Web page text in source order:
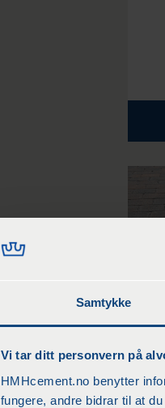
Samtykke
Vi tar ditt personvern på
HMHcement.no benytter
fungere, andre bidrar til at